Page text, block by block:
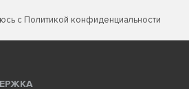
с Политикой конфиденциальности